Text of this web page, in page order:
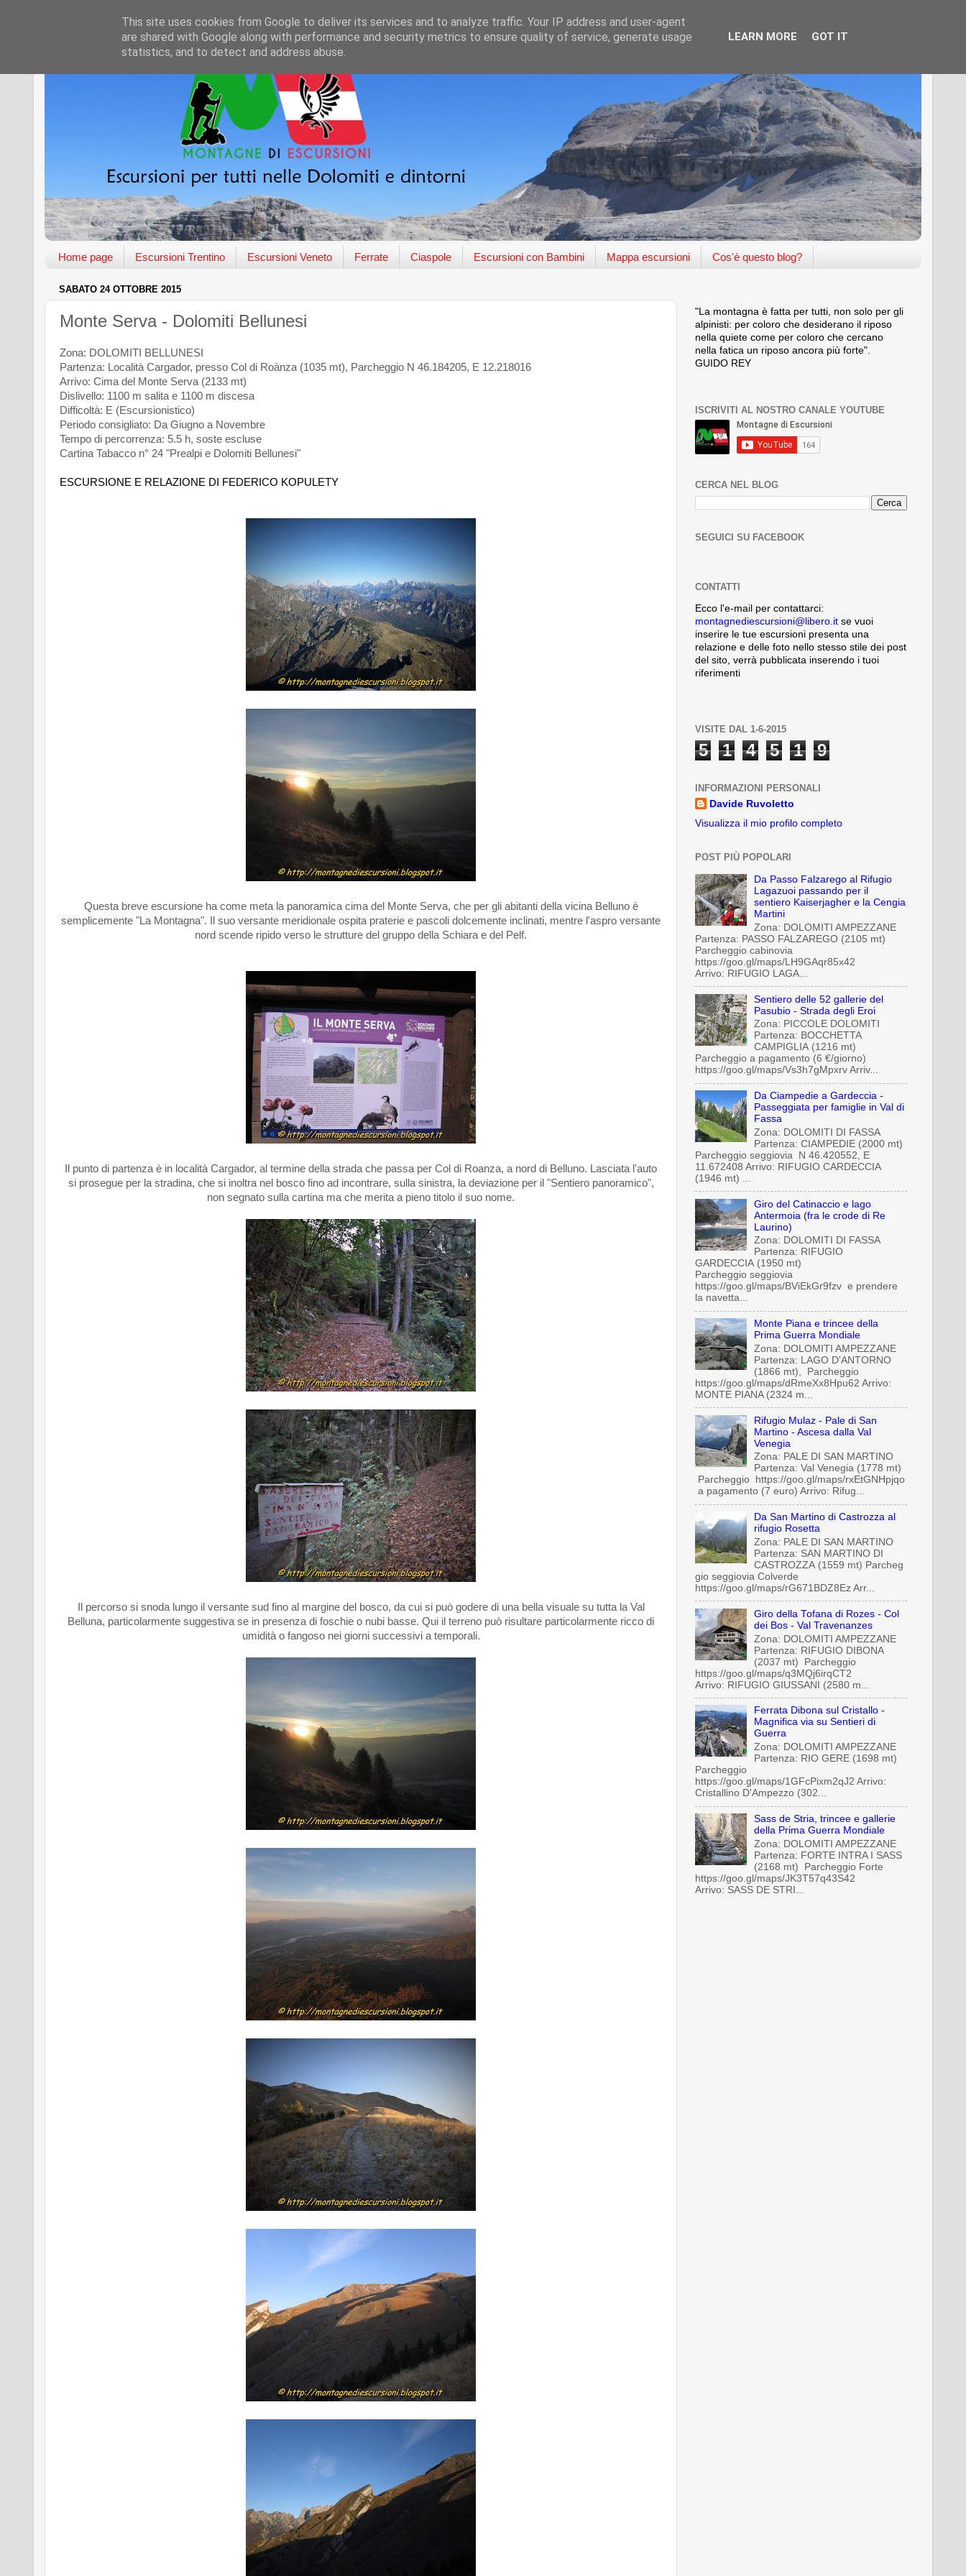
Home page Escursioni Trentino Escursioni Veneto Ferrate Ciaspole Escursioni con Bambini Mappa escursioni Cos'è questo blog?
SABATO 24 OTTOBRE 2015
Monte Serva - Dolomiti Bellunesi
Zona: DOLOMITI BELLUNESI
Partenza: Località Cargador, presso Col di Roànza (1035 mt), Parcheggio N 46.184205, E 12.218016
Arrivo: Cima del Monte Serva (2133 mt)
Dislivello: 1100 m salita e 1100 m discesa
Difficoltà: E (Escursionistico)
Periodo consigliato: Da Giugno a Novembre
Tempo di percorrenza: 5.5 h, soste escluse
Cartina Tabacco n° 24 "Prealpi e Dolomiti Bellunesi"
ESCURSIONE E RELAZIONE DI FEDERICO KOPULETY
Questa breve escursione ha come meta la panoramica cima del Monte Serva, che per gli abitanti della vicina Belluno è
semplicemente "La Montagna". Il suo versante meridionale ospita praterie e pascoli dolcemente inclinati, mentre l'aspro versante
nord scende ripido verso le strutture del gruppo della Schiara e del Pelf.
Il punto di partenza è in località Cargador, al termine della strada che passa per Col di Roanza, a nord di Belluno. Lasciata l'auto
si prosegue per la stradina, che si inoltra nel bosco fino ad incontrare, sulla sinistra, la deviazione per il "Sentiero panoramico",
non segnato sulla cartina ma che merita a pieno titolo il suo nome.
Il percorso si snoda lungo il versante sud fino al margine del bosco, da cui si può godere di una bella visuale su tutta la Val
Belluna, particolarmente suggestiva se in presenza di foschie o nubi basse. Qui il terreno può risultare particolarmente ricco di
umidità o fangoso nei giorni successivi a temporali.
"La montagna è fatta per tutti, non solo per gli
alpinisti: per coloro che desiderano il riposo
nella quiete come per coloro che cercano
nella fatica un riposo ancora più forte".
GUIDO REY
ISCRIVITI AL NOSTRO CANALE YOUTUBE
CERCA NEL BLOG
SEGUICI SU FACEBOOK
CONTATTI
Ecco l'e-mail per contattarci:
montagnediescursioni@libero.it se vuoi
inserire le tue escursioni presenta una
relazione e delle foto nello stesso stile dei post
del sito, verrà pubblicata inserendo i tuoi
riferimenti
VISITE DAL 1-6-2015
5 1 4 5 1 9
INFORMAZIONI PERSONALI
Davide Ruvoletto
Visualizza il mio profilo completo
POST PIÙ POPOLARI
Da Passo Falzarego al Rifugio
Lagazuoi passando per il
sentiero Kaiserjagher e la Cengia
Martini
Zona: DOLOMITI AMPEZZANE
Partenza: PASSO FALZAREGO (2105 mt)
Parcheggio cabinovia
https://goo.gl/maps/LH9GAqr85x42
Arrivo: RIFUGIO LAGA...
Sentiero delle 52 gallerie del
Pasubio - Strada degli Eroi
Zona: PICCOLE DOLOMITI
Partenza: BOCCHETTA
CAMPIGLIA (1216 mt)
Parcheggio a pagamento (6 €/giorno)
https://goo.gl/maps/Vs3h7gMpxrv Arriv...
Da Ciampedie a Gardeccia -
Passeggiata per famiglie in Val di
Fassa
Zona: DOLOMITI DI FASSA
Partenza: CIAMPEDIE (2000 mt)
Parcheggio seggiovia N 46.420552, E
11.672408 Arrivo: RIFUGIO CARDECCIA
(1946 mt) ...
Giro del Catinaccio e lago
Antermoia (fra le crode di Re
Laurino)
Zona: DOLOMITI DI FASSA
Partenza: RIFUGIO
GARDECCIA (1950 mt)
Parcheggio seggiovia
https://goo.gl/maps/BViEkGr9fzv e prendere
la navetta...
Monte Piana e trincee della
Prima Guerra Mondiale
Zona: DOLOMITI AMPEZZANE
Partenza: LAGO D'ANTORNO
(1866 mt), Parcheggio
https://goo.gl/maps/dRmeXx8Hpu62 Arrivo:
MONTE PIANA (2324 m...
Rifugio Mulaz - Pale di San
Martino - Ascesa dalla Val
Venegia
Zona: PALE DI SAN MARTINO
Partenza: Val Venegia (1778 mt)
Parcheggio https://goo.gl/maps/rxEtGNHpjqo
a pagamento (7 euro) Arrivo: Rifug...
Da San Martino di Castrozza al
rifugio Rosetta
Zona: PALE DI SAN MARTINO
Partenza: SAN MARTINO DI
CASTROZZA (1559 mt) Parcheg
gio seggiovia Colverde
https://goo.gl/maps/rG671BDZ8Ez Arr...
Giro della Tofana di Rozes - Col
dei Bos - Val Travenanzes
Zona: DOLOMITI AMPEZZANE
Partenza: RIFUGIO DIBONA
(2037 mt) Parcheggio
https://goo.gl/maps/q3MQj6irqCT2
Arrivo: RIFUGIO GIUSSANI (2580 m...
Ferrata Dibona sul Cristallo -
Magnifica via su Sentieri di
Guerra
Zona: DOLOMITI AMPEZZANE
Partenza: RIO GERE (1698 mt)
Parcheggio
https://goo.gl/maps/1GFcPixm2qJ2 Arrivo:
Cristallino D'Ampezzo (302...
Sass de Stria, trincee e gallerie
della Prima Guerra Mondiale
Zona: DOLOMITI AMPEZZANE
Partenza: FORTE INTRA I SASS
(2168 mt) Parcheggio Forte
https://goo.gl/maps/JK3T57q43S42
Arrivo: SASS DE STRI...
This site uses cookies from Google to deliver its services and to analyze traffic. Your IP address and user-agent
are shared with Google along with performance and security metrics to ensure quality of service, generate usage
statistics, and to detect and address abuse.
LEARN MORE GOT IT